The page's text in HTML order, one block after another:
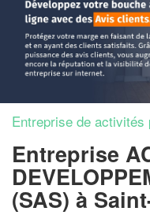
Entreprise de activités
Entreprise
(SAS) à